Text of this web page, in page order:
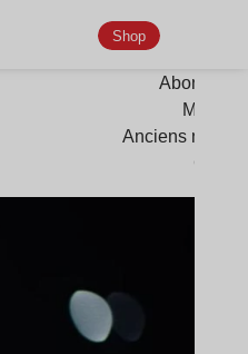
Shop
Anciens